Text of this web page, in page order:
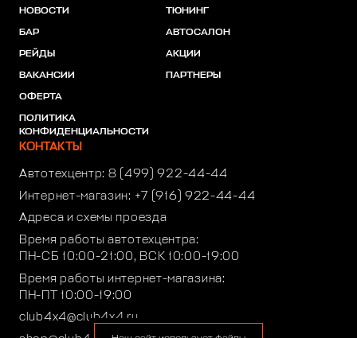
НОВОСТИ
БАР
РЕЙДЫ
ВАКАНСИИ
ОФЕРТА
ПОЛИТИКА
КОНФИДЕНЦИАЛЬНОСТИ
ТЮНИНГ
АВТОСАЛОН
АКЦИИ
ПАРТНЕРЫ
КОНТАКТЫ
Автотехцентр: 8 (499) 922-44-44
Интернет-магазин: +7 (916) 922-44-44
Адреса и схемы проезда
Время работы автотехцентра:
ПН-СБ 10:00-21:00, ВСК 10:00-19:00
Время работы интернет-магазина:
ПН-ПТ 10:00-19:00
club4x4@club4x4.ru